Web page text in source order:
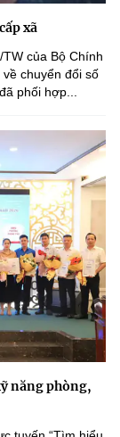
xã
của Bộ Chính
chuyển đổi số
phối hợp...
năng phòng,